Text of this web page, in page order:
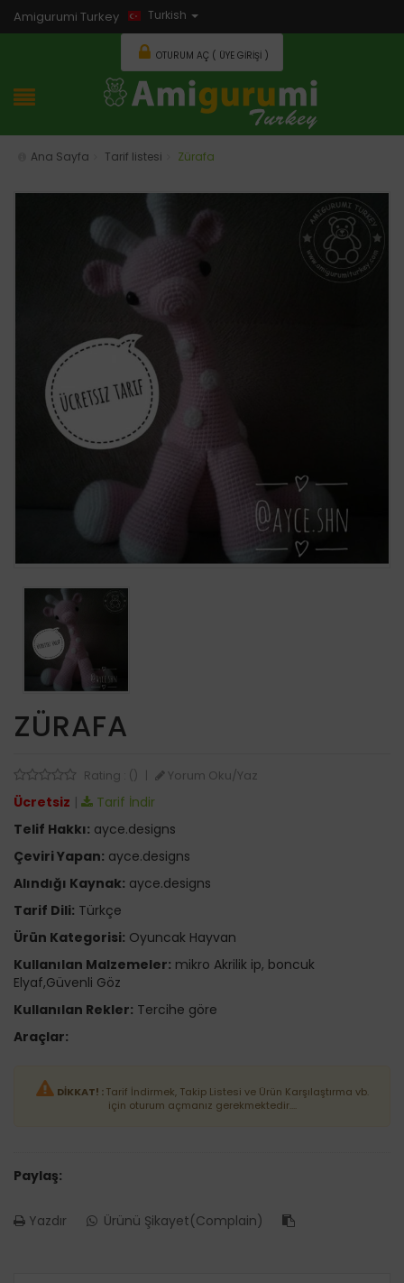
Amigurumi Turkey Turkish
OTURUM AÇ ( ÜYE GIRIŞI )
Ana Sayfa Tarif listesi Zürafa
ZÜRAFA
Rating : () Yorum Oku/Yaz
Ücretsiz |
Tarif İndir
Telif Hakkı: ayce.designs
Çeviri Yapan: ayce.designs
Alındığı Kaynak: ayce.designs
Tarif Dili: Türkçe
Ürün Kategorisi: Oyuncak Hayvan
Kullanılan Malzemeler: mikro Akrilik ip, boncuk
Elyaf,Güvenli Göz
Kullanılan Rekler: Tercihe göre
Araçlar:
DİKKAT! :Tarif İndirmek, Takip Listesi ve Ürün Karşılaştırma vb.
için oturum açmanız gerekmektedir....
Paylaş:
Yazdır Ürünü Şikayet(Complain)